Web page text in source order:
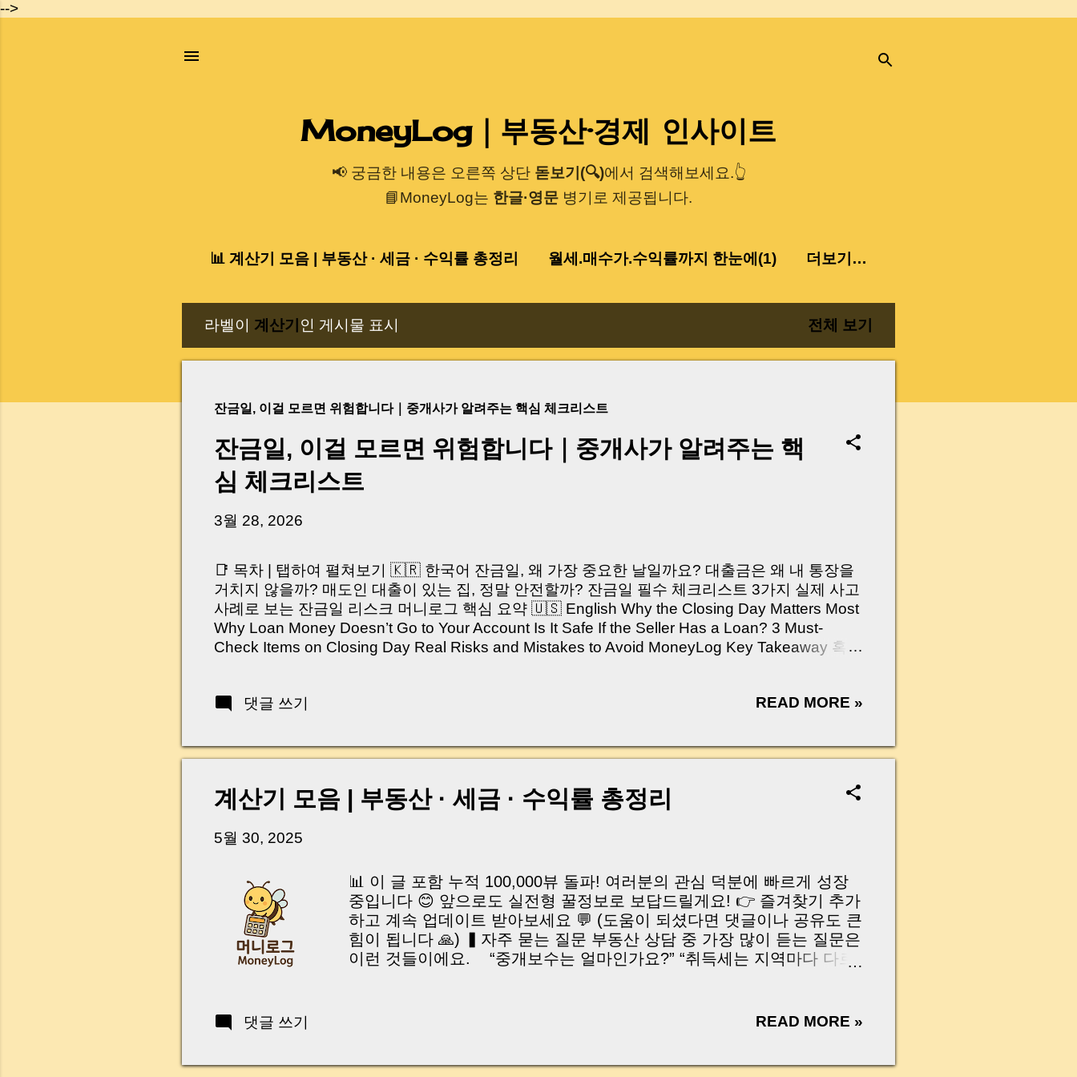
-->
기본 콘텐츠로 건너뛰기
MoneyLog｜부동산·경제 인사이트
📢 궁금한 내용은 오른쪽 상단돋보기(🔍)에서 검색해보세요.👆
📘MoneyLog는 한글·영문 병기로 제공됩니다.
📊 계산기 모음 | 부동산 · 세금 · 수익률 총정리 월세.매수가.수익률까지 한눈에(1) 더보기…
라벨이 계산기 인 게시물 표시 전체 보기
잔금일, 이걸 모르면 위험합니다｜중개사가 알려주는 핵심 체크리스트
잔금일, 이걸 모르면 위험합니다｜중개사가 알려주는 핵
심 체크리스트
3월 28, 2026
📑 목차 | 탭하여 펼쳐보기 🇰🇷 한국어 잔금일, 왜 가장 중요한 날일까요? 대출금은 왜 내 통장을
거치지 않을까? 매도인 대출이 있는 집, 정말 안전할까? 잔금일 필수 체크리스트 3가지 실제 사고
사례로 보는 잔금일 리스크 머니로그 핵심 요약 🇺🇸 English Why the Closing Day Matters Most
Why Loan Money Doesn’t Go to Your Account Is It Safe If the Seller Has a Loan? 3 Must-
Check Items on Closing Day Real Risks and Mistakes to Avoid MoneyLog Key Takeaway 혹시
억 원이 한 번에 움직이는 가장 긴장되는 순간 입니다. 실제로 제가 중개 현장에서 겪었던 일입니
황이 있었습니다. 또 어떤 분은 이렇게 말씀하십니다. “내 대출인데 왜 내 통장으로 안 들어오죠?”
“매도인이 대출 안 갚고 도망가면 어떡하죠?” 이 모든 불안, 사실은 ‘구조’를 몰라서 생기는 걱정입
꼭 준비해야 하는지 중개 실무 기준으로 아주 쉽게 풀어드리겠습니다. 이 글 하나만 제대로 이해
Introduction (Tap to expand) Have you ever thought like this? “Closing day…...
댓글 쓰기 READ MORE »
계산기 모음 | 부동산 · 세금 · 수익률 총정리
5월 30, 2025
📊 이 글 포함 누적 100,000뷰 돌파! 여러분의 관심 덕분에 빠르게 성장
중입니다 😊 앞으로도 실전형 꿀정보로 보답드릴게요! 👉 즐겨찾기 추가
하고 계속 업데이트 받아보세요 💬 (도움이 되셨다면 댓글이나 공유도 큰
힘이 됩니다 🙏) ▍자주 묻는 질문 부동산 상담 중 가장 많이 듣는 질문은
이런 것들이에요. “중개보수는 얼마인가요?” “취득세는 지역마다 다르
region?” “What’s the equivalent rent for Jeonse?” 이제 계산기로 바로 확
댓글 쓰기 READ MORE »